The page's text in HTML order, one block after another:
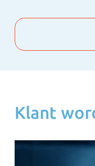
Klant